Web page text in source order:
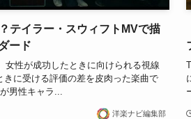
テイラー・スウィフトMVで描
ード
女性が成功したときに向けられる視線
きに受ける評価の差を皮肉った楽曲で
男性キャラ...
洋楽ナビ編集部